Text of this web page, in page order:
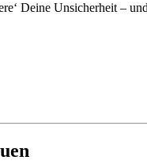
Deine Unsicherheit –